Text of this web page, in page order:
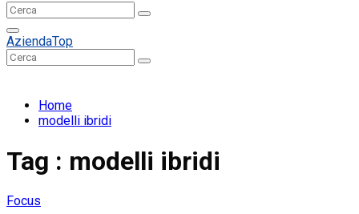
Search
for:
Search
Primary
Menu
AziendaTop
Search
for:
Search
Home
modelli ibridi
Tag : modelli ibridi
Focus